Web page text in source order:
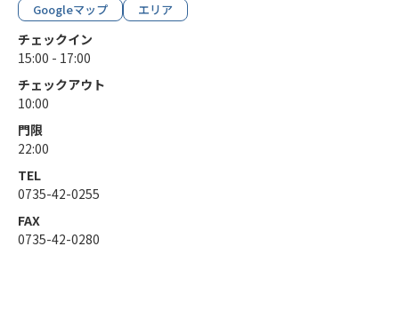
Googleマップ エリア
チェックイン
15:00 - 17:00
チェックアウト
10:00
門限
22:00
TEL
0735-42-0255
FAX
0735-42-0280